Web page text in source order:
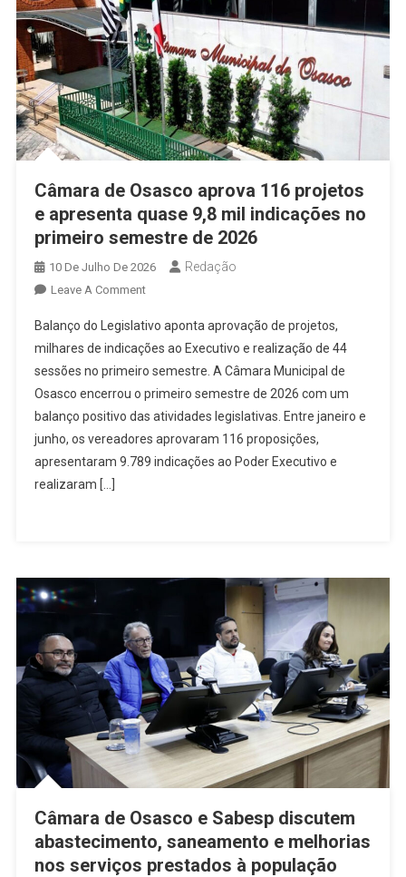
Câmara de Osasco aprova 116 projetos
e apresenta quase 9,8 mil indicações no
primeiro semestre de 2026
10 De Julho De 2026 Redação
Leave A CommentOn
De
Osasco
Aprova
116
Projetos
E
Apresenta
Primeiro
De
2026
Balanço do Legislativo aponta aprovação de projetos,
milhares de indicações ao Executivo e realização de 44
sessões no primeiro semestre. A Câmara Municipal de
Osasco encerrou o primeiro semestre de 2026 com um
balanço positivo das atividades legislativas. Entre janeiro e
junho, os vereadores aprovaram 116 proposições,
apresentaram 9.789 indicações ao Poder Executivo e
realizaram […]
Câmara de Osasco e Sabesp discutem
abastecimento, saneamento e melhorias
nos serviços prestados à população